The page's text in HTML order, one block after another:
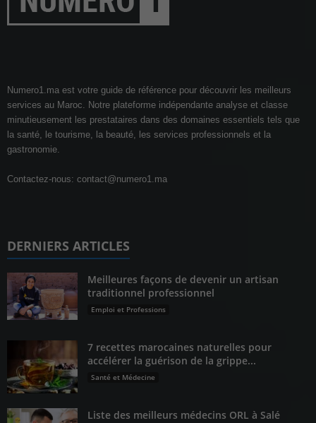
Numero1.ma est votre guide de référence pour découvrir les meilleurs
services au Maroc. Notre plateforme indépendante analyse et classe
minutieusement les prestataires dans des domaines essentiels tels que
la santé, le tourisme, la beauté, les services professionnels et la
gastronomie.
Contactez-nous: contact@numero1.ma
DERNIERS ARTICLES
Meilleures façons de devenir un artisan
traditionnel professionnel
Emploi et Professions
7 recettes marocaines naturelles pour
accélérer la guérison de la grippe...
Santé et Médecine
Liste des meilleurs médecins ORL à Salé